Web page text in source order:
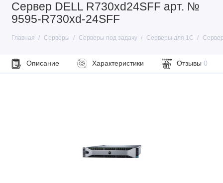
Сервер DELL R730xd24SFF арт. №
9595-R730xd-24SFF
Главная Серверы Серверы под задачу Серверы для 1С
Описание Характеристики Отзывы 0